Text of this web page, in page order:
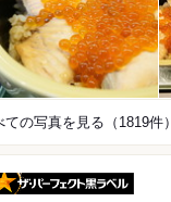
ての写真を見る（1819件）